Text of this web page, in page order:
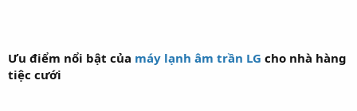
Ưu điểm nổi bật của máy lạnh âm trần LG cho nhà hàng
tiệc cưới